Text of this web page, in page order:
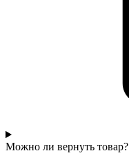
Можно ли вернуть товар?